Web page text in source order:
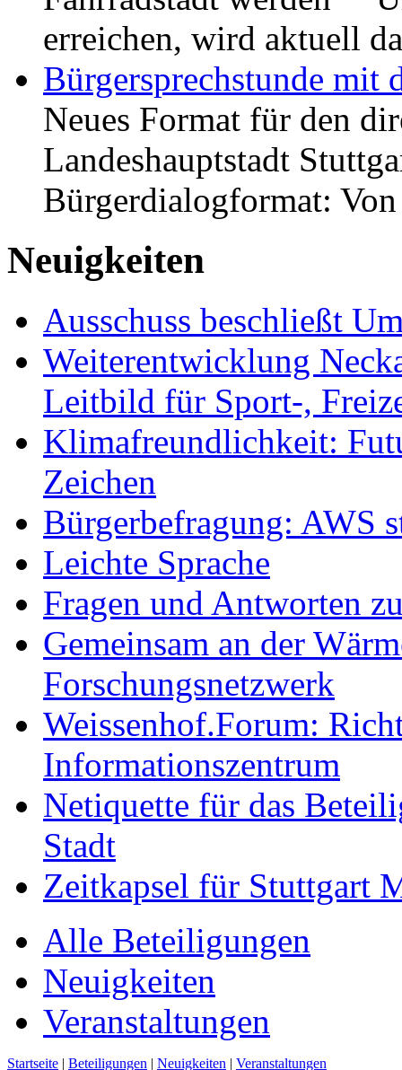
erreichen, wird aktuell
Bürgersprechstunde mit
Neues Format für den
Landeshauptstadt
Bürgerdialogformat:
Neuigkeiten
Ausschuss beschließt
Weiterentwicklung
Leitbild für Sport-,
Klimafreundlichkeit:
Zeichen
Bürgerbefragung: AWS
Leichte Sprache
Fragen und Antworten
Gemeinsam an der
Forschungsnetzwerk
Weissenhof.Forum:
Informationszentrum
Netiquette für das
Stadt
Zeitkapsel für Stuttgart
Alle Beteiligungen
Neuigkeiten
Veranstaltungen
Startseite | Beteiligungen | Neuigkeiten | Veranstaltungen